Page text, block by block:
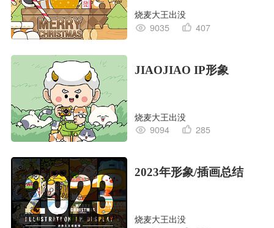
烧麦大王出没
9035
407
JIAOJIAO IP形象
烧麦大王出没
9094
285
2023年形象/插画总结
烧麦大王出没